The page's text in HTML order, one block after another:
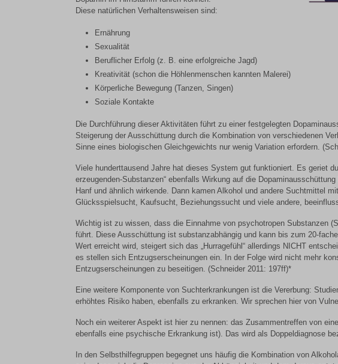
Diese natürlichen Verhaltensweisen sind:
Ernährung
Sexualität
Beruflicher Erfolg (z. B. eine erfolgreiche Jagd)
Kreativität (schon die Höhlenmenschen kannten Malerei)
Körperliche Bewegung (Tanzen, Singen)
Soziale Kontakte
Die Durchführung dieser Aktivitäten führt zu einer festgelegten
Steigerung der Ausschüttung durch die Kombination von verschiedenen
Sinne eines biologischen Gleichgewichts nur wenig Variation erfordern.
Viele hunderttausend Jahre hat dieses System gut funktioniert. Es geriet
erzeugenden-Substanzen“ ebenfalls Wirkung auf die
Hanf und ähnlich wirkende. Dann kamen Alkohol und andere Suchtmittel
Glücksspielsucht, Kaufsucht, Beziehungssucht und viele andere,
Wichtig ist zu wissen, dass die Einnahme von psychotropen Substanzen
führt. Diese Ausschüttung ist substanzabhängig und kann bis zum 20-
Wert erreicht wird, steigert sich das „Hurragefühl“ allerdings NICHT
es stellen sich Entzugserscheinungen ein. In der Folge wird nicht mehr
Entzugserscheinungen zu beseitigen. (Schneider 2011: 197ff)*
Eine weitere Komponente von Suchterkrankungen ist die Vererbung:
erhöhtes Risiko haben, ebenfalls zu erkranken. Wir sprechen hier von
Noch ein weiterer Aspekt ist hier zu nennen: das Zusammentreffen von
ebenfalls eine psychische Erkrankung ist). Das wird als Doppeldiagnose
In den Selbsthilfegruppen begegnet uns häufig die Kombination von